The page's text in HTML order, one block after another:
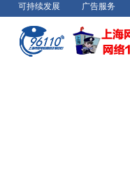
可持续发展 广告服务